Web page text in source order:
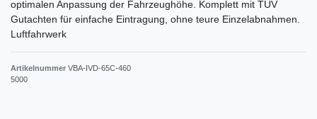
optimalen Anpassung der Fahrzeughöhe. Komplett mit TÜV
Gutachten für einfache Eintragung, ohne teure Einzelabnahmen.
Luftfahrwerk
Artikelnummer VBA-IVD-65C-460
5000